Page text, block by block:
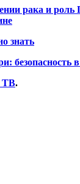
рака и роль
знать
безопасность
ТВ.